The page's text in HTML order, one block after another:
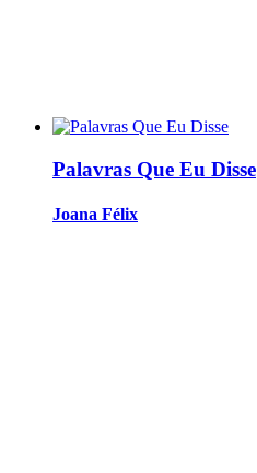
Palavras Que Eu Disse
Joana Félix